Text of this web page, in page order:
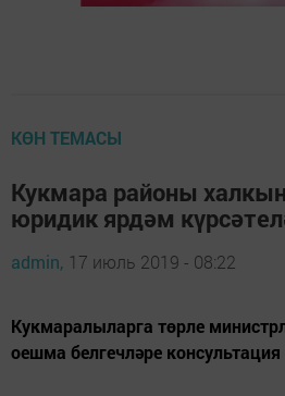
КӨН ТЕМАСЫ
Кукмара районы
юридик ярдәм
admin, 17 июль 2019 - 08:22
Кукмаралыларга төрле
оешма белгечләре консультация